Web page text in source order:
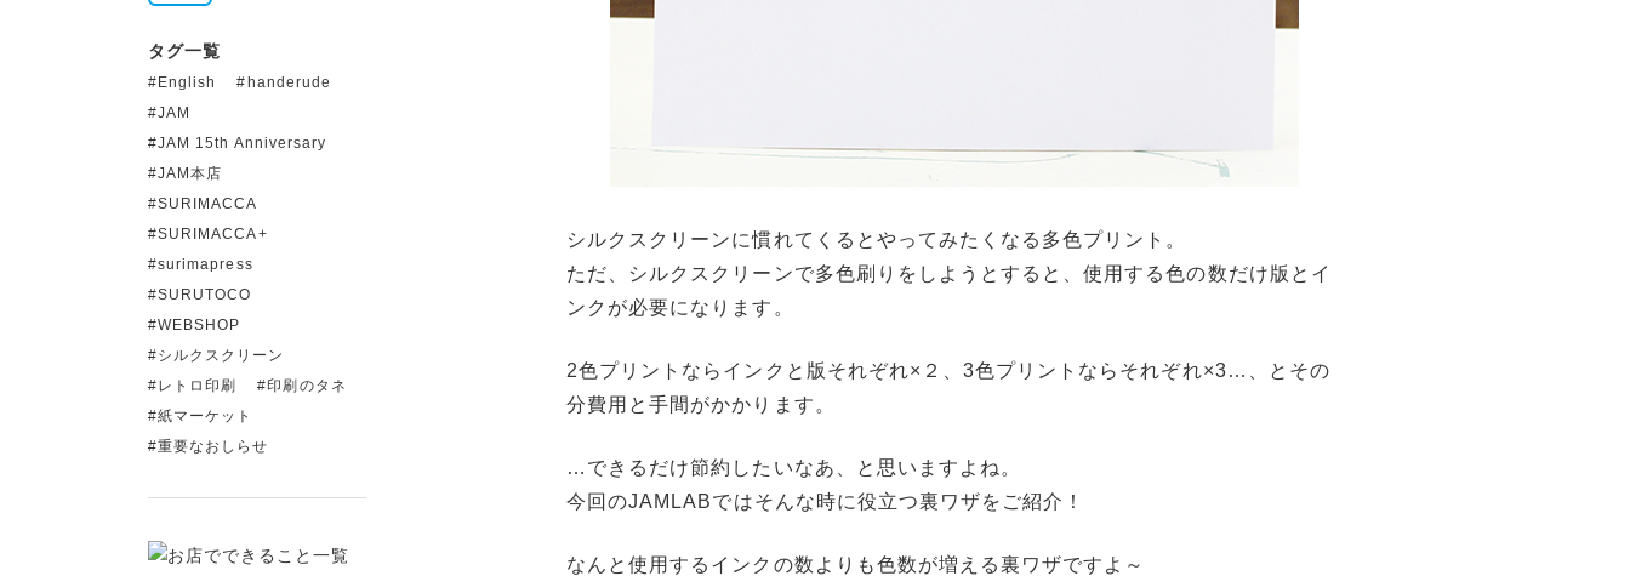
シルクスクリーンに慣れてくるとやってみたくなる多色プリント。
ただ、シルクスクリーンで多色刷りをしようとすると、使用する色の数だけ版とイ
ンクが必要になります。
2色プリントならインクと版それぞれ×２、3色プリントならそれぞれ×3…、とその
分費用と手間がかかります。
…できるだけ節約したいなあ、と思いますよね。
今回のJAMLABではそんな時に役立つ裏ワザをご紹介！
なんと使用するインクの数よりも色数が増える裏ワザですよ～
タグ一覧
English
handerude
JAM
JAM 15th Anniversary
JAM本店
SURIMACCA
SURIMACCA+
surimapress
SURUTOCO
WEBSHOP
シルクスクリーン
レトロ印刷
印刷のタネ
紙マーケット
重要なおしらせ